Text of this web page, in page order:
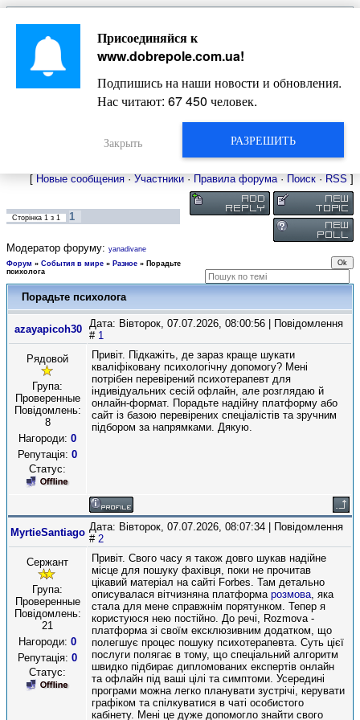
Главная
Новости
Довідкова
Фото
Оголошення
Видео
Жизнь Добропольского края
[ Новые сообщения · Участники · Правила форума· Поиск · RSS ]
Сторінка 1 з 1 1
Модератор форуму: yanadivane
Форум » События в мире » Разное » Порадьте
психолога
Порадьте психолога
azayapicoh30
Дата: Вівторок, 07.07.2026, 08:00:56 | Повідомлення
# 1
Рядовой
Група:
Проверенные
Повідомлень:
8
Нагороди: 0
Репутація: 0
Статус:
Привіт. Підкажіть, де зараз краще шукати
кваліфіковану психологічну допомогу? Мені
потрібен перевірений психотерапевт для
індивідуальних сесій офлайн, але розглядаю й
онлайн-формат. Порадьте надійну платформу або
сайт із базою перевірених спеціалістів та зручним
підбором за напрямками. Дякую.
MyrtieSantiago Дата: Вівторок, 07.07.2026, 08:07:34 | Повідомлення
# 2
Сержант
Група:
Проверенные
Повідомлень:
21
Нагороди: 0
Репутація: 0
Статус:
Привіт. Свого часу я також довго шукав надійне
місце для пошуку фахівця, поки не прочитав
цікавий матеріал на сайті Forbes. Там детально
описувалася вітчизняна платформа розмова, яка
стала для мене справжнім порятунком. Тепер я
користуюся нею постійно. До речі, Rozmova -
платформа зі своїм ексклюзивним додатком, що
полегшує процес пошуку психотерапевта. Суть цієї
послуги полягає в тому, що спеціальний алгоритм
швидко підбирає дипломованих експертів онлайн
та офлайн під ваші цілі та симптоми. Усередині
програми можна легко планувати зустрічі, керувати
графіком та спілкуватися в чаті особистого
кабінету. Мені це дуже допомогло знайти свого
Присоединяйся к
www.dobrepole.com.ua!
Подпишись на наши новости и обновления.
Нас читают: 67 450 человек.
РАЗРЕШИТЬ
Закрыть